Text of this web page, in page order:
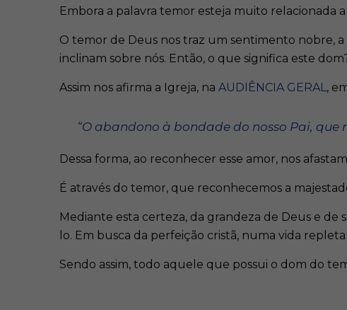
Embora a palavra temor esteja muito relacionada
O temor de Deus nos traz um sentimento nobre,
inclinam sobre nós. Então, o que significa este
Assim nos afirma a Igreja, na AUDIÊNCIA GERAL,
“O abandono à bondade do nosso Pai, que
Dessa forma, ao reconhecer esse amor, nos
É através do temor, que reconhecemos a
Mediante esta certeza, da grandeza de Deus e
lo. Em busca da perfeição cristã, numa vida
Sendo assim, todo aquele que possui o dom do